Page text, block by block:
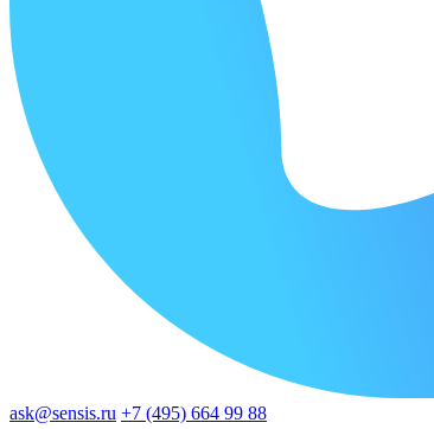
ask@sensis.ru +7 (495) 664 99 88